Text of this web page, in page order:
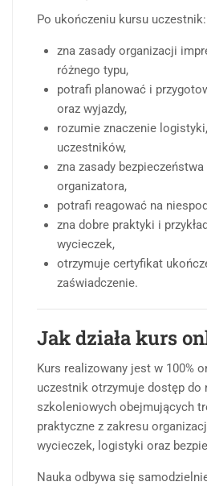
Po ukończeniu kursu uczestnik:
zna zasady organizacji
różnego typu,
potrafi planować i
oraz wyjazdy,
rozumie znaczenie
uczestników,
zna zasady
organizatora,
potrafi reagować na
zna dobre praktyki i
wycieczek,
otrzymuje certyfikat
zaświadczenie.
Jak działa kurs
Kurs realizowany jest w 100%
uczestnik otrzymuje dostęp do
szkoleniowych obejmujących
praktyczne z zakresu
wycieczek, logistyki oraz
Nauka odbywa się